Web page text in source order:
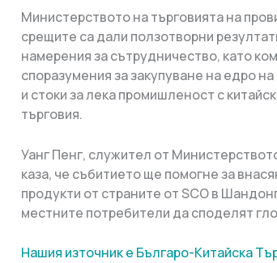
Министерството на търговията на
срещите са дали ползотворни
намерения за сътрудничество, като
споразумения за закупуване на едро
и стоки за лека промишленост с
търговия.
Уанг Пенг, служител от
каза, че събитието ще помогне за
продукти от страните от SCO в
местните потребители да споделят
Нашия източник е Българо-Китайска